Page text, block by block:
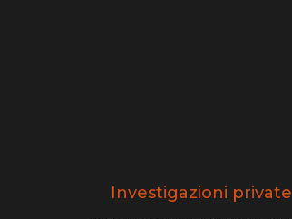
Investigazioni private